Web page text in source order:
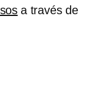
a través de